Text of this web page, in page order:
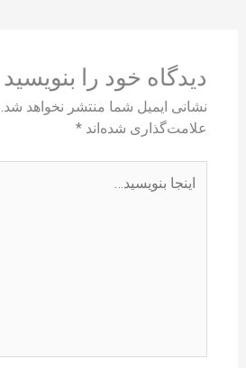
دیدگاه‌ خود را بنویسید
نشانی ایمیل شما منتشر نخواهد شد.
علامت‌گذاری شده‌اند *
بنویسید…